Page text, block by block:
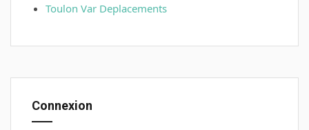
Toulon Var Deplacements
Connexion